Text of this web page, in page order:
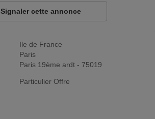
Ile de France
Paris
Paris 19ème ardt - 75019
Particulier Offre
Signaler cette annonce